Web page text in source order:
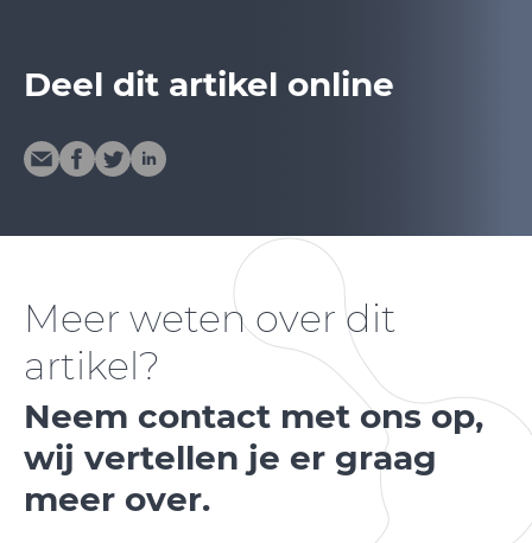
Deel dit artikel online
Meer weten over dit
artikel?
Neem contact met ons op,
wij vertellen je er graag
meer over.